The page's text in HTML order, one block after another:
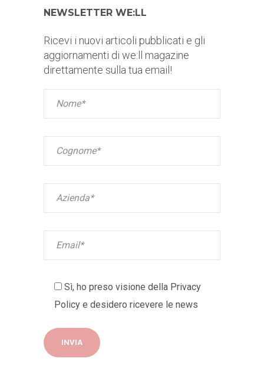
NEWSLETTER WE:LL
Ricevi i nuovi articoli pubblicati e gli
aggiornamenti di we:ll magazine
direttamente sulla tua email!
Sì, ho preso visione della Privacy
Policy e desidero ricevere le news